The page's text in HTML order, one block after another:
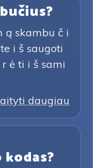
ą skambu č i
i š saugoti
ė ti i š sami
daugiau